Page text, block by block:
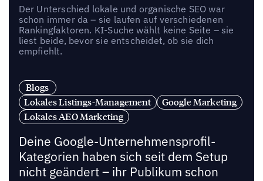
Der Unterschied lokale und organische SEO war
schon immer da – sie laufen auf verschiedenen
Rankingfaktoren. KI-Suche wählt keine Seite – sie
liest beide, bevor sie entscheidet, ob sie dich
empfiehlt.
Blogs
Lokales Listings-Management
Google Marketing
Lokales AEO Marketing
Deine Google-Unternehmensprofil-
Kategorien haben sich seit dem Setup
nicht geändert – ihr Publikum schon